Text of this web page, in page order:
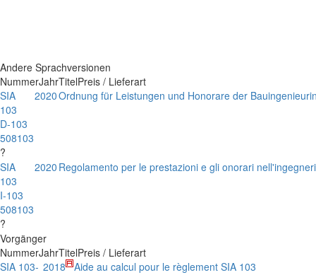
Andere Sprachversionen
NummerJahrTitelPreis / Lieferart
SIA
103
D-103
508103
?
2020Ordnung für Leistungen und Honorare der
SIA
103
I-103
508103
?
2020 Regolamento per le prestazioni e gli onorari
Vorgänger
NummerJahrTitelPreis / Lieferart
SIA 103- 2018 Aide au calcul pour le règlement SIA 103